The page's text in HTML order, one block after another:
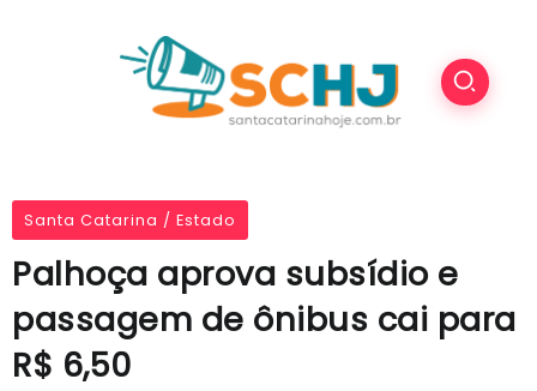
Santa Catarina / Estado
Palhoça aprova subsídio e
passagem de ônibus cai para
R$ 6,50